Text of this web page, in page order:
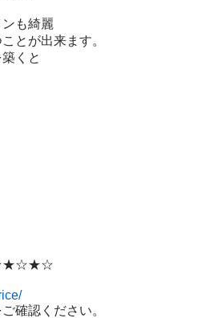
も綺麗
とが出来ます。
くと
確認ください。